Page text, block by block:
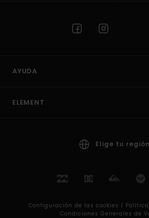
AYUDA
ELEMENT
Elige tu región
Configuración de las cookies |
Condiciones Generales de